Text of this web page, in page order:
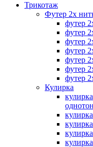
Трикотаж
Футер 2х
футер
футер
футер
футер
футер
футер
футер
Кулирка
однотон